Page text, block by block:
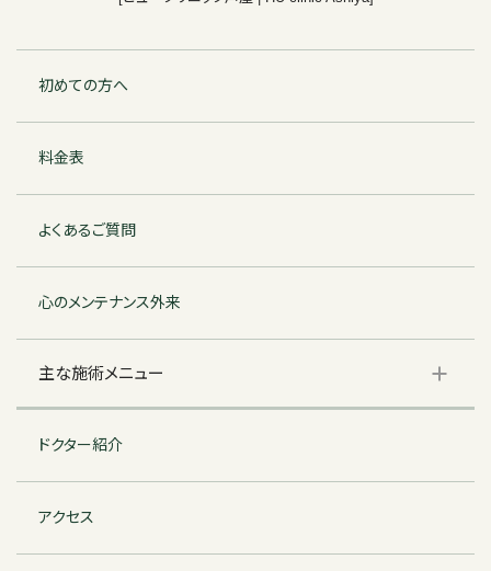
初めての方へ
料金表
よくあるご質問
心のメンテナンス外来
主な施術メニュー
ドクター紹介
アクセス